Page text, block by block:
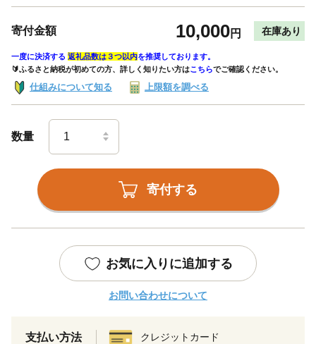
寄付金額 10,000円 在庫あり
一度に決済する 返礼品数は３つ以内を推奨しております。
🔰ふるさと納税が初めての方、詳しく知りたい方はこちらでご確認ください。
仕組みについて知る 上限額を調べる
数量
寄付する
お気に入りに追加する
お問い合わせについて
支払い方法 クレジットカード